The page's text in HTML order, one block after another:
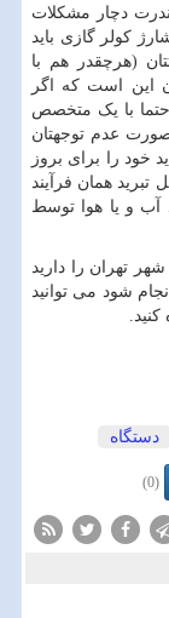
دچار مشکلات
کولر گازی باید
(هرچقدر هم با
این است که اگر
با یک متخصص
عدم توجهتان
خود را برای بروز
همان فرآیند
و یا هوا توسط
تهران را دارید
شود می توانید
دستگاه
(0)